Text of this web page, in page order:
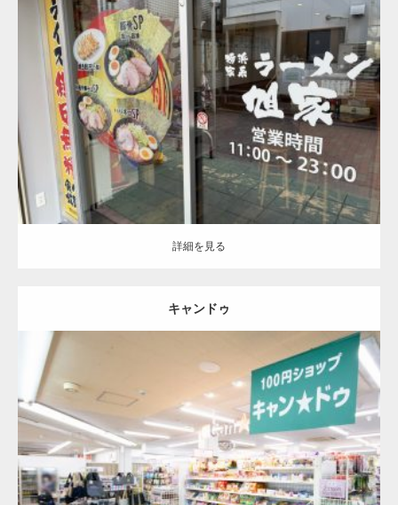
更新: 2024.09.26
詳細を見る
詳細を見る
キャンドゥ
更新:2021.06.27
詳細を見る